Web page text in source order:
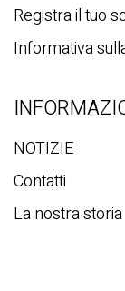
Registra il tuo
Informativa
NOTIZIE
Contatti
La nostra storia